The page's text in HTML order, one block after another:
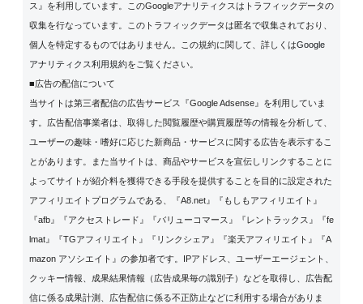
ス』を利用しています。このGoogleアナリティクスはトラフィックデータの
収集を行なっています。このトラフィックデータは匿名で収集されており、
個人を特定するものではありません。この規約に関して、詳しくはGoogle
アナリティクス利用規約をご覧ください。
■広告の配信について
当サイトは第三者配信の広告サービス『Google Adsense』を利用していま
す。広告配信事業者は、取得した閲覧履歴や購買履歴等の情報を分析して、
ユーザーの趣味・嗜好に応じた新商品・サービスに関する広告を表示するこ
とがあります。また当サイトは、商品やサービスを宣伝しリンクすることに
よってサイトが紹介料を獲得できる手段を提供することを目的に設定された
アフィリエイトプログラムである、『A8.net』『もしもアフィリエイト』
『afb』『アクセストレード』『バリューコマース』『レントラックス』『fe
lmat』『TGアフィリエイト』『リンクシェア』『楽天アフィリエイト』『A
mazon アソシエイト』の参加者です。IPアドレス、ユーザーエージェント、
クッキー情報、成果結果情報（広告成果毎の識別子）などを取得し、広告配
信に係る成果計測、広告配信に係る不正防止などに利用する場合がありま